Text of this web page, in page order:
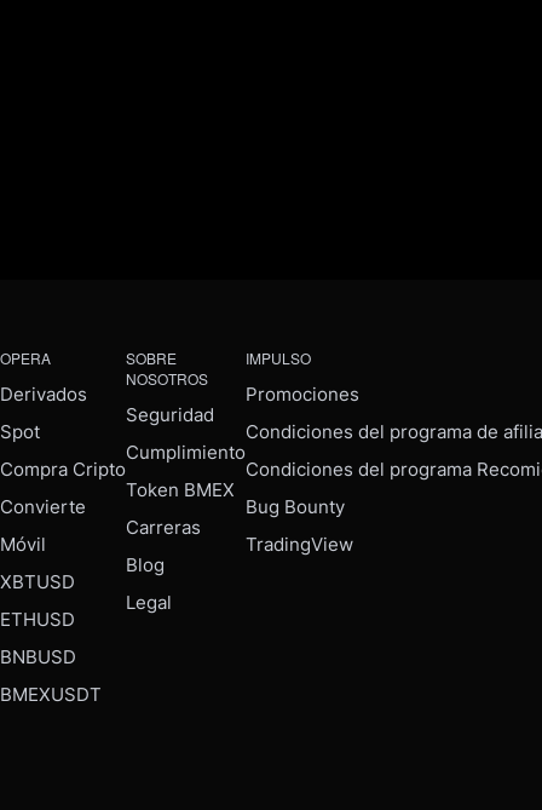
OPERA
Derivados
Spot
Compra Cripto
Convierte
Móvil
XBTUSD
ETHUSD
BNBUSD
BMEXUSDT
SOBRE
NOSOTROS
Seguridad
Cumplimiento
Token BMEX
Carreras
Blog
Legal
IMPULSO
Promociones
Condiciones del programa de
Condiciones del programa
Bug Bounty
TradingView